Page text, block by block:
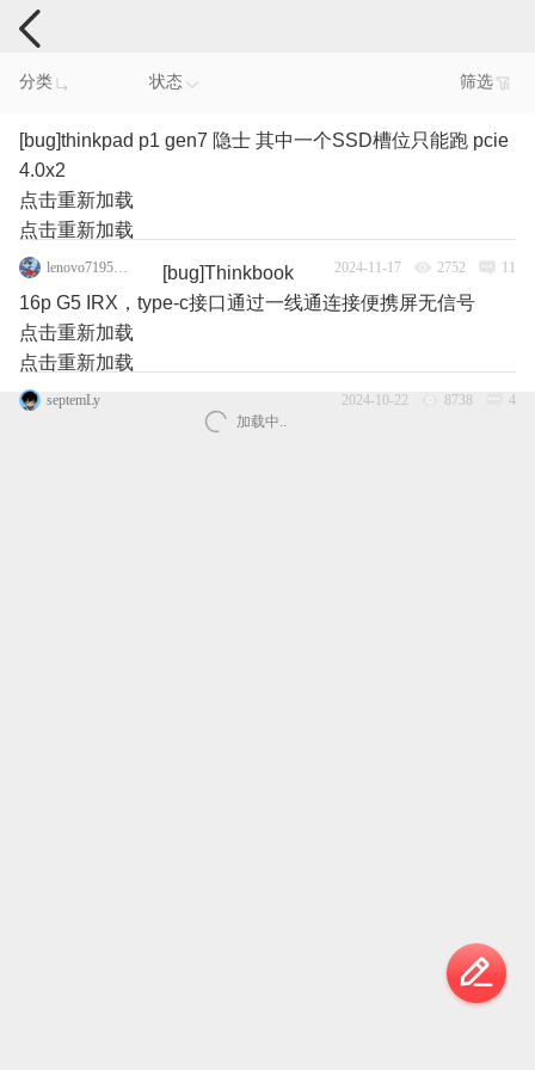
电脑反馈
分类 状态 筛选
[bug]thinkpad p1 gen7 隐士 其中一个SSD槽位只能跑 pcie
4.0x2
点击重新加载
点击重新加载
lenovo71952190 2024-11-17 2752 11
[bug]Thinkbook
16p G5 IRX，type-c接口通过一线通连接便携屏无信号
点击重新加载
点击重新加载
septemLy 2024-10-22 8738
4
加载中..